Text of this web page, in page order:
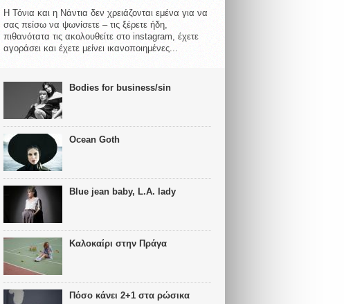
Η Τόνια και η Νάντια δεν χρειάζονται εμένα για να
σας πείσω να ψωνίσετε – τις ξέρετε ήδη,
πιθανότατα τις ακολουθείτε στο instagram, έχετε
αγοράσει και έχετε μείνει ικανοποιημένες...
Bodies for business/sin
Ocean Goth
Blue jean baby, L.A. lady
Καλοκαίρι στην Πράγα
Πόσο κάνει 2+1 στα ρώσικα